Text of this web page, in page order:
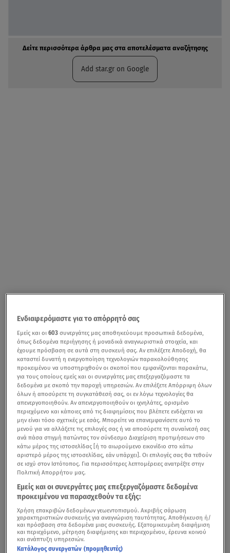
Δείτε περισσότερα άρθρα μας στα αποτελέσματα αναζήτησης
Add star.gr on Google
Ενδιαφερόμαστε για το απόρρητό σας
Εμείς και οι603 συνεργάτες μας αποθηκεύουμε προσωπικά δεδομένα,
όπως δεδομένα περιήγησης ή μοναδικά αναγνωριστικά στοιχεία, και
έχουμε πρόσβαση σε αυτά στη συσκευή σας. Αν επιλέξετε Αποδοχή, θα
καταστεί δυνατή η ενεργοποίηση τεχνολογιών παρακολούθησης
προκειμένου να υποστηριχθούν οι σκοποί που εμφανίζονται παρακάτω,
για τους οποίους εμείς και οι συνεργάτες μας επεξεργαζόμαστε τα
δεδομένα με σκοπό την παροχή υπηρεσιών. Αν επιλέξετε Απόρριψη όλων
όλων ή αποσύρετε τη συγκατάθεσή σας, οι εν λόγω τεχνολογίες θα
απενεργοποιηθούν. Αν απενεργοποιηθούν οι ιχνηλάτες, ορισμένο
περιεχόμενο και κάποιες από τις διαφημίσεις που βλέπετε ενδέχεται να
μην είναι τόσο σχετικές με εσάς. Μπορείτε να επανεμφανίσετε αυτό το
μενού για να αλλάξετε τις επιλογές σας ή να αποσύρετε τη συναίνεσή σας
ανά πάσα στιγμή πατώντας τον σύνδεσμο Διαχείριση προτιμήσεων στο
κάτω μέρος της ιστοσελίδας [ή το αιωρούμενο εικονίδιο στο κάτω
αριστερό μέρος της ιστοσελίδας, εάν υπάρχει]. Οι επιλογές σας θα τεθούν
σε ισχύ στον Ιστότοπος. Για περισσότερες λεπτομέρειες ανατρέξτε στην
Πολιτική Απορρήτου μας.
Εμείς και οι συνεργάτες μας επεξεργαζόμαστε δεδομένα
προκειμένου να παρασχεθούν τα εξής:
Χρήση επακριβών δεδομένων γεωεντοπισμού. Ακριβής σάρωση
χαρακτηριστικών συσκευής για αναγνώριση ταυτότητας. Αποθήκευση ή/
και πρόσβαση στα δεδομένα μιας συσκευής. Εξατομικευμένη διαφήμιση
και περιεχόμενο, μέτρηση διαφήμισης και περιεχομένου, έρευνα κοινού
και ανάπτυξη υπηρεσιών.
Κατάλογος συνεργατών (προμηθευτές)